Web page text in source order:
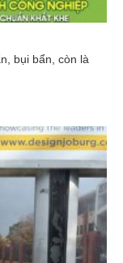
bụi bẩn, còn là